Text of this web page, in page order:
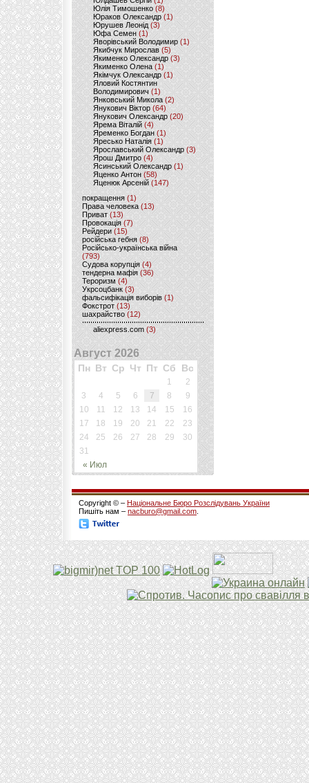
Юлія Тимошенко (8)
Юраков Олександр (1)
Юрушев Леонід (3)
Юфа Семен (1)
Яворівський Володимир (1)
Якибчук Мирослав (5)
Якименко Олександр (3)
Якименко Олена(1)
Якімчук Олександр (1)
Яловий Костянтин
Володимирович (1)
Янковський Микола(2)
Янукович Віктор (64)
Янукович Олександр(20)
Ярема Віталій(4)
Яременко Богдан(1)
Яресько Наталія(1)
Ярославський Олександр (3)
Ярош Дмитро (4)
Ясинський Олександр (1)
Яценко Антон(58)
Яценюк Арсеній (147)
покращення (1)
Права человека(13)
Приват (13)
Провокація (7)
Рейдери (15)
російська гебня (8)
Російсько-українська війна
(793)
Судова корупція (4)
тендерна мафія (36)
Тероризм (4)
Укрсоцбанк (3)
фальсифікація виборів (1)
Фокстрот(13)
шахрайство (12)
aliexpress.com (3)
Август 2026
Пн Вт Ср Чт Пт Сб Вс
« Июл
1
2
3
4 5 6 7 8
9
10
11 12 13 14 15
16
17
18 19 20 21 22
23
24
25 26 27 28 29
30
31
Copyright © – Національне Бюро Розслідувань України
Пишіть нам – nacburo@gmail.com